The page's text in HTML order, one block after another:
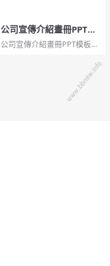
公司宣傳介紹畫冊PPT模
板
公司宣傳介紹畫冊PPT模板。
圖片排版，簡約大氣，動態